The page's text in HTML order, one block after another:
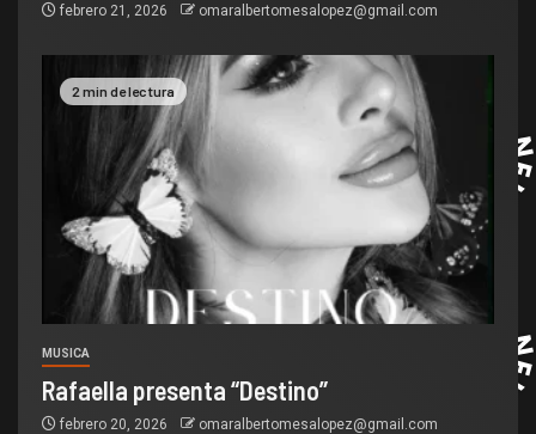
febrero 21, 2026 omaralbertomesalopez@gmail.com
2 min de lectura
MUSICA
Rafaella presenta “Destino”
febrero 20, 2026 omaralbertomesalopez@gmail.com